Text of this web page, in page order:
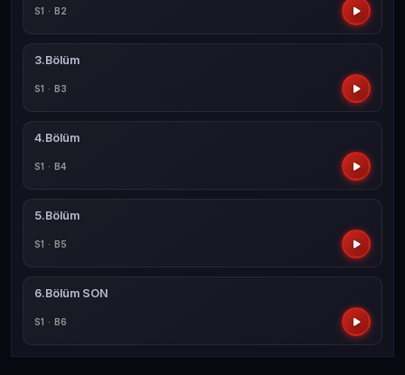
S1 · B2
3.Bölüm
S1 · B3
4.Bölüm
S1 · B4
5.Bölüm
S1 · B5
6.Bölüm SON
S1 · B6